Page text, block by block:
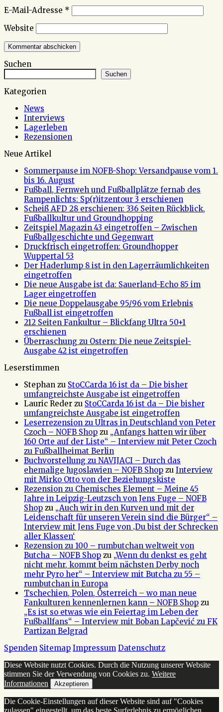
E-Mail-Adresse *
Website
Suchen
Suchen
Kategorien
News
Interviews
Lagerleben
Rezensionen
Neue Artikel
Sommerpause im NOFB-Shop: Versandpause vom 1.
bis 16. August
Fußball, Fernweh und Fußballplätze fernab des
Rampenlichts: Sp(r)itzentour 3 erschienen
Scheiß AFD 28 erschienen: 336 Seiten Rückblick,
Fußballkultur und Groundhopping
Zeitspiel Magazin 43 eingetroffen – Zwischen
Fußballgeschichte und Gegenwart
Druckfrisch eingetroffen: Groundhopper
Wuppertal 53
Der Haderlump 8 ist in den Lagerräumlichkeiten
eingetroffen
Die neue Ausgabe ist da: Sauerland-Echo 85 im
Lager eingetroffen
Die neue Doppelausgabe 95/96 vom Erlebnis
Fußball ist eingetroffen
212 Seiten Fankultur – Blickfang Ultra 50+1
erschienen
Überraschung zu Ostern: Die neue Zeitspiel-
Ausgabe 42 ist eingetroffen
Leserstimmen
Stephan zu StoCCarda 16 ist da – Die bisher
umfangreichste Ausgabe ist eingetroffen
Lauric Reder zu StoCCarda 16 ist da – Die bisher
umfangreichste Ausgabe ist eingetroffen
Leserrezension zu Ultras in Deutschland von Peter
Czoch – NOFB Shop zu „Anfangs hatten wir über
160 Orte auf der Liste“ – Interview mit Peter Czoch
zu Fußballheimat Berlin
Buchvorstellung zu NAVIJACI – Durch das
ehemalige Jugoslawien – NOFB Shop zu Interview
mit Mirko Otto von der Beziehungskiste
Rezension zu Chemisches Element – Meine 45
Jahre in Leipzig-Leutzsch von Jens Fuge – NOFB
Shop zu „Auch wir in den Kurven und mit der
Leidenschaft für unseren Verein sind die Bürger“ –
Interview mit Jens Fuge von ‚Du bist der Schrecken
aller Klassen‘
Rezension zu 100 – rumbutchan weltweit von
Butcha – NOFB Shop zu „Wenn du denkst es geht
nicht mehr, kommt beim nächsten Derby noch
mehr Pyro her“ – Interview mit Butcha zu 55 –
rumbutchan in Europa
Tschechien, Polen, Österreich – wo man neue
Fankulturen kennenlernen kann – NOFB Shop zu
„Es ist so etwas wie ein Feiertag im Leben der
Fußballfans“ – Interview mit Boban Lapčević zu FK
Partizan Belgrad
Spenden Sitemap Impressum Datenschutz
Diese Website nutzt Cookies. Durch die Nutzung unserer Website
stimmen Sie der Verwendung von Cookies zu. Weitere
Informationen
Akzeptieren
Die Cookie-Einstellungen auf dieser Website sind auf "Cookies
zulassen" eingestellt, um das beste Surferlebnis zu ermöglichen.